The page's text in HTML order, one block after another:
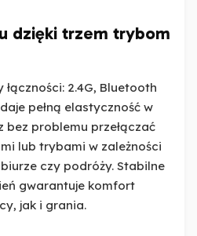
dzięki trzem trybom
2.4G, Bluetooth
pełną elastyczność w
bez problemu przełączać
lub trybami w zależności
czy podróży. Stabilne
gwarantuje komfort
jak i grania.